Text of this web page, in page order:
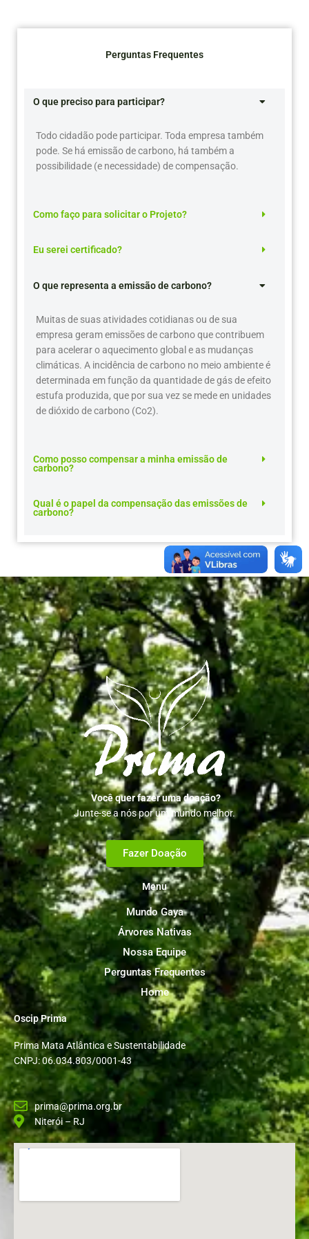
Perguntas Frequentes
O que preciso para participar?
Todo cidadão pode participar. Toda empresa também
pode. Se há emissão de carbono, há também a
possibilidade (e necessidade) de compensação.
Como faço para solicitar o Projeto?
Eu serei certificado?
O que representa a emissão de carbono?
Muitas de suas atividades cotidianas ou de sua
empresa geram emissões de carbono que contribuem
para acelerar o aquecimento global e as mudanças
climáticas. A incidência de carbono no meio ambiente é
determinada em função da quantidade de gás de efeito
estufa produzida, que por sua vez se mede en unidades
de dióxido de carbono (Co2).
Como posso compensar a minha emissão de
carbono?
Qual é o papel da compensação das emissões de
carbono?
Você quer fazer uma doação?
Junte-se a nós por um mundo melhor.
Fazer Doação
Menu
Mundo Gaya
Árvores Nativas
Nossa Equipe
Perguntas Frequentes
Home
Oscip Prima
Prima Mata Atlântica e Sustentabilidade
CNPJ: 06.034.803/0001-43
prima@prima.org.br
Niterói – RJ